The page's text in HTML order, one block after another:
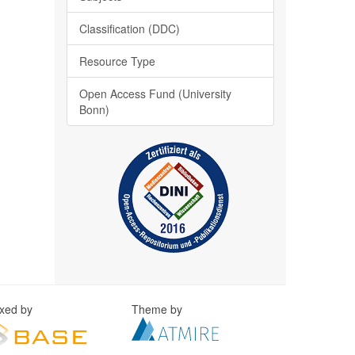
Classification (DDC)
Resource Type
Open Access Fund (University
Bonn)
by Theme by